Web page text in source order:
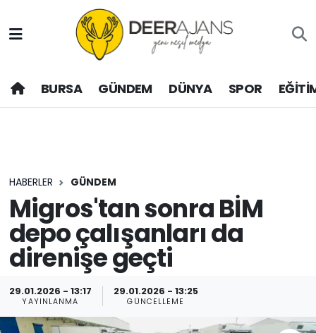
BURSA GÜNDEM DÜNYA SPOR
HABERLER GÜNDEM
Migros'tan sonra BİM
depo çalışanları da
direnişe geçti
29.01.2026 - 13:17
YAYINLANMA
29.01.2026 - 13:25
GÜNCELLEME
Hava Durumu
Trafik Durumu
Son Dakika Haberleri
Haber Arşivi